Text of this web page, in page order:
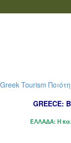
Greek Tourism
GREECE:
ΕΛΛΑΔΑ: Η